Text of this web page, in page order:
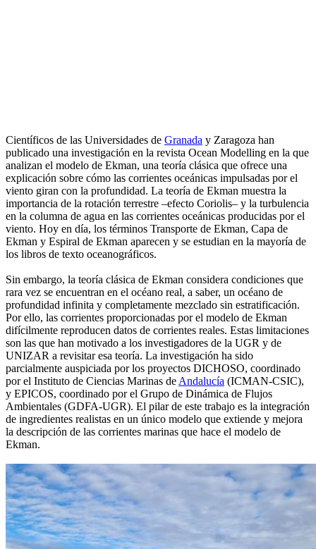
Científicos de las Universidades de Granada y Zaragoza han
publicado una investigación en la revista Ocean Modelling en la que
analizan el modelo de Ekman, una teoría clásica que ofrece una
explicación sobre cómo las corrientes oceánicas impulsadas por el
viento giran con la profundidad. La teoría de Ekman muestra la
importancia de la rotación terrestre –efecto Coriolis– y la turbulencia
en la columna de agua en las corrientes oceánicas producidas por el
viento. Hoy en día, los términos Transporte de Ekman, Capa de
Ekman y Espiral de Ekman aparecen y se estudian en la mayoría de
los libros de texto oceanográficos.
Sin embargo, la teoría clásica de Ekman considera condiciones que
rara vez se encuentran en el océano real, a saber, un océano de
profundidad infinita y completamente mezclado sin estratificación.
Por ello, las corrientes proporcionadas por el modelo de Ekman
difícilmente reproducen datos de corrientes reales. Estas limitaciones
son las que han motivado a los investigadores de la UGR y de
UNIZAR a revisitar esa teoría. La investigación ha sido
parcialmente auspiciada por los proyectos DICHOSO, coordinado
por el Instituto de Ciencias Marinas de Andalucía (ICMAN-CSIC),
y EPICOS, coordinado por el Grupo de Dinámica de Flujos
Ambientales (GDFA-UGR). El pilar de este trabajo es la integración
de ingredientes realistas en un único modelo que extiende y mejora
la descripción de las corrientes marinas que hace el modelo de
Ekman.